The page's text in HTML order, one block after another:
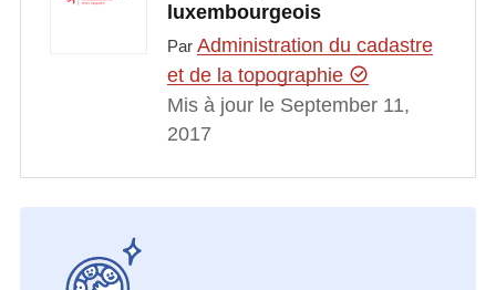
luxembourgeois
Par Administration du cadastre
et de la topographie
Mis à jour le September 11,
2017